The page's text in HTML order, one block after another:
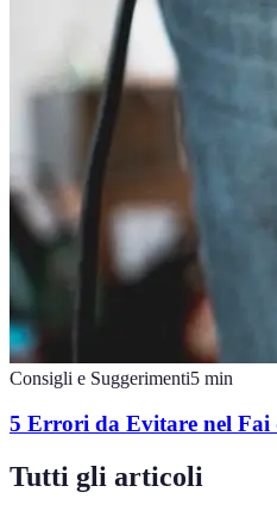
Consigli e Suggerimenti5 min
5 Errori da Evitare nel Fai
Tutti gli articoli